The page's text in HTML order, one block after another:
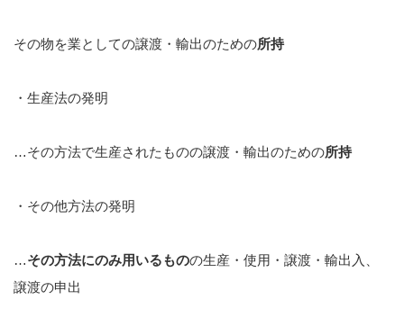
その物を業としての譲渡・輸出のための所持
・生産法の発明
…その方法で生産されたものの譲渡・輸出のための所持
・その他方法の発明
…その方法にのみ用いるものの生産・使用・譲渡・輸出入、
譲渡の申出